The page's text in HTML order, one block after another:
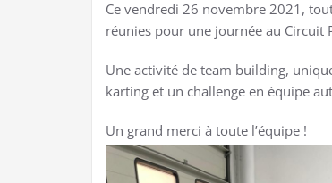
Ce vendredi 26 novembre 2021,
réunies pour une journée au Circuit
Une activité de team building,
karting et un challenge en équipe
Un grand merci à toute l’équipe !